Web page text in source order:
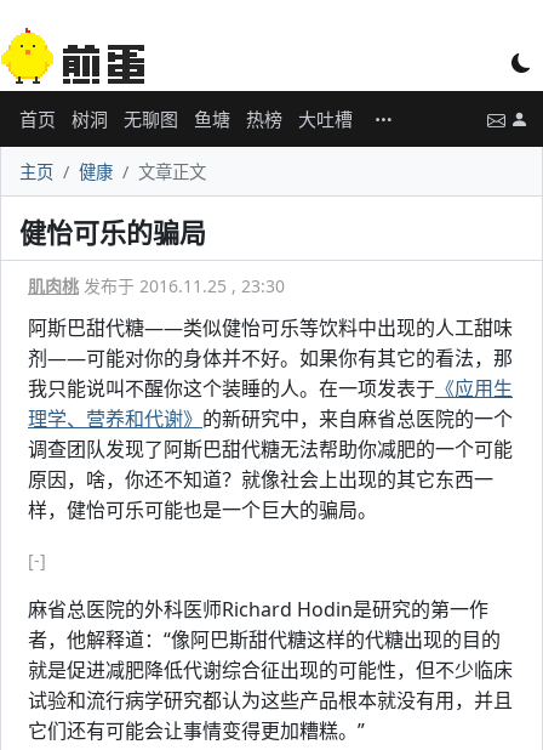
首页 树洞 无聊图 鱼塘 热榜 大吐槽
主页 健康 文章正文
健怡可乐的骗局
肌肉桃 发布于 2016.11.25 , 23:30
阿斯巴甜代糖——类似健怡可乐等饮料中出现的人工甜味
剂——可能对你的身体并不好。如果你有其它的看法，那
我只能说叫不醒你这个装睡的人。在一项发表于 《应用生
理学、营养和代谢》 的新研究中，来自麻省总医院的一个
调查团队发现了阿斯巴甜代糖无法帮助你减肥的一个可能
原因，啥，你还不知道？就像社会上出现的其它东西一
样，健怡可乐可能也是一个巨大的骗局。
[-]
麻省总医院的外科医师Richard Hodin是研究的第一作
者，他解释道：“像阿巴斯甜代糖这样的代糖出现的目的
就是促进减肥降低代谢综合征出现的可能性，但不少临床
试验和流行病学研究都认为这些产品根本就没有用，并且
它们还有可能会让事情变得更加糟糕。”